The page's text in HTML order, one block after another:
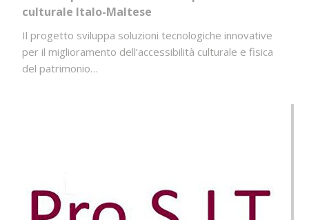
culturale Italo-Maltese
Il progetto sviluppa soluzioni tecnologiche innovative
per il miglioramento dell’accessibilità culturale e fisica
del patrimonio…